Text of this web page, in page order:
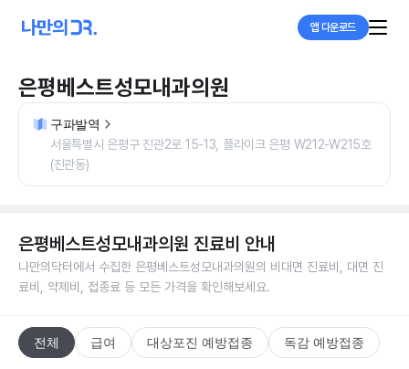
앱 다운로드
은평베스트성모내과의원
구파발역
서울특별시 은평구 진관2로 15-13, 플라이크 은평 W212-W215호
(진관동)
은평베스트성모내과의원 진료비 안내
나만의닥터에서 수집한 은평베스트성모내과의원의 비대면 진료비, 대면 진
료비, 약제비, 접종료 등 모든 가격을 확인해보세요.
전체 급여 대상포진 예방접종 독감 예방접종